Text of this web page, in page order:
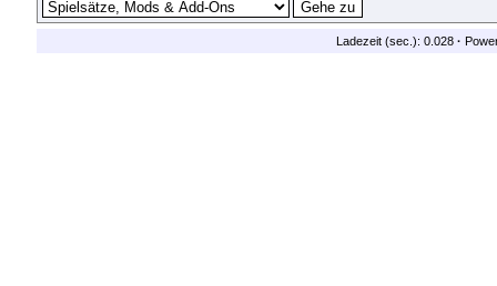
Ladezeit (sec.): 0.028 ·